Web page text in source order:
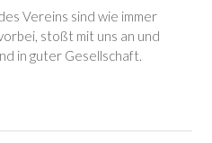
Vereins sind wie immer
stoßt mit uns an und
in guter Gesellschaft.